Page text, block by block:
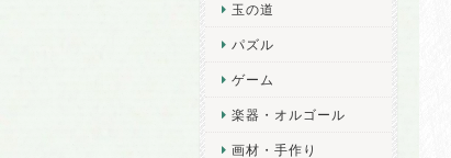
玉の道
パズル
ゲーム
楽器・オルゴール
画材・手作り